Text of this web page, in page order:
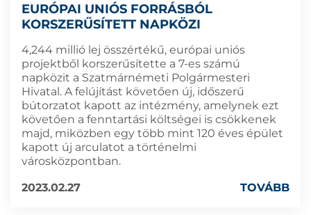
EURÓPAI UNIÓS FORRÁSBÓL
KORSZERŰSÍTETT NAPKÖZI
4,244 millió lej összértékű, európai uniós
projektből korszerűsítette a 7-es számú
napközit a Szatmárnémeti Polgármesteri
Hivatal. A felújítást követően új, időszerű
bútorzatot kapott az intézmény, amelynek ezt
követően a fenntartási költségei is csökkenek
majd, miközben egy több mint 120 éves épület
kapott új arculatot a történelmi
városközpontban.
2023.02.27
TOVÁBB